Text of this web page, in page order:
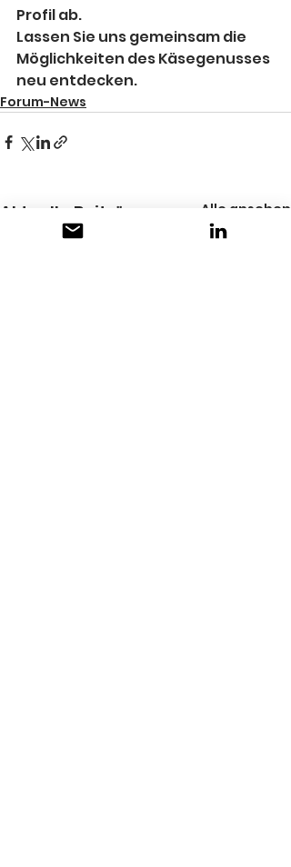
Profil ab.
Lassen Sie uns gemeinsam die
Möglichkeiten des Käsegenusses
neu entdecken.
Forum-News
Aktuelle Beiträge Alle ansehen